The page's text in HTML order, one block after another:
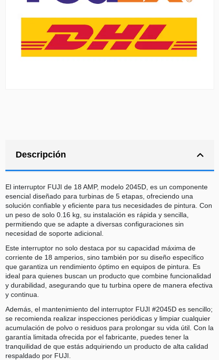
Descripción
El interruptor FUJI de 18 AMP, modelo 2045D, es un componente
esencial diseñado para turbinas de 5 etapas, ofreciendo una
solución confiable y eficiente para tus necesidades de pintura. Con
un peso de solo 0.16 kg, su instalación es rápida y sencilla,
permitiendo que se adapte a diversas configuraciones sin
necesidad de soporte adicional.
Este interruptor no solo destaca por su capacidad máxima de
corriente de 18 amperios, sino también por su diseño específico
que garantiza un rendimiento óptimo en equipos de pintura. Es
ideal para quienes buscan un producto que combine funcionalidad
y durabilidad, asegurando que tu turbina opere de manera efectiva
y continua.
Además, el mantenimiento del interruptor FUJI #2045D es sencillo;
se recomienda realizar inspecciones periódicas y limpiar cualquier
acumulación de polvo o residuos para prolongar su vida útil. Con la
garantía limitada ofrecida por el fabricante, puedes tener la
tranquilidad de que estás adquiriendo un producto de alta calidad
respaldado por FUJI.